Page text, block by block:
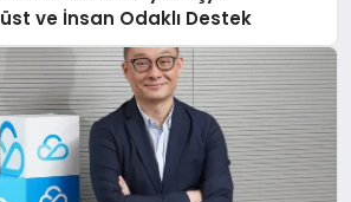
ve İnsan Odaklı Destek